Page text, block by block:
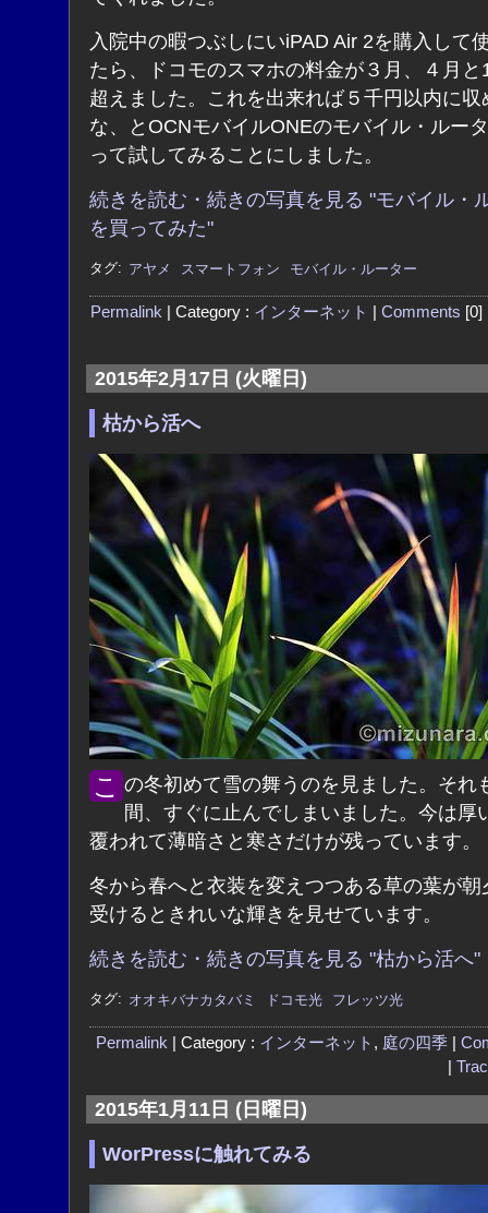
入院中の暇つぶしにいiPAD Air 2を購入して
たら、ドコモのスマホの料金が３月、４月と
超えました。これを出来れば５千円以内に収
な、とOCNモバイルONEのモバイル・ルー
って試してみることにしました。
続きを読む・続きの写真を見る "モバイル・
を買ってみた"
タグ: アヤメ スマートフォン モバイル・ルーター
Permalink | Category : インターネット Comments
2015年2月17日 (火曜日)
枯から活へ
この冬初めて雪の舞うのを見ました。それも束の
間、すぐに止んでしまいました。今は厚
覆われて薄暗さと寒さだけが残っています。
冬から春へと衣装を変えつつある草の葉が朝
受けるときれいな輝きを見せています。
続きを読む・続きの写真を見る "枯から活へ"
タグ: オオキバナカタバミ ドコモ光 フレッツ光
Permalink | Category : インターネット , 庭の四季|
2015年1月11日 (日曜日)
WorPressに触れてみる